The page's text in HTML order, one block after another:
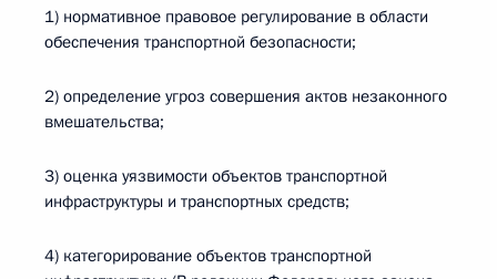
1) нормативное правовое регулирование в области
обеспечения транспортной безопасности;
2) определение угроз совершения актов незаконного
вмешательства;
3) оценка уязвимости объектов транспортной
инфраструктуры и транспортных средств;
4) категорирование объектов транспортной